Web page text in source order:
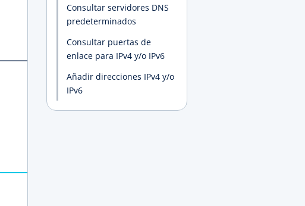
Consultar servidores DNS
predeterminados
Consultar puertas de
enlace para IPv4 y/o IPv6
Añadir direcciones IPv4 y/o
IPv6